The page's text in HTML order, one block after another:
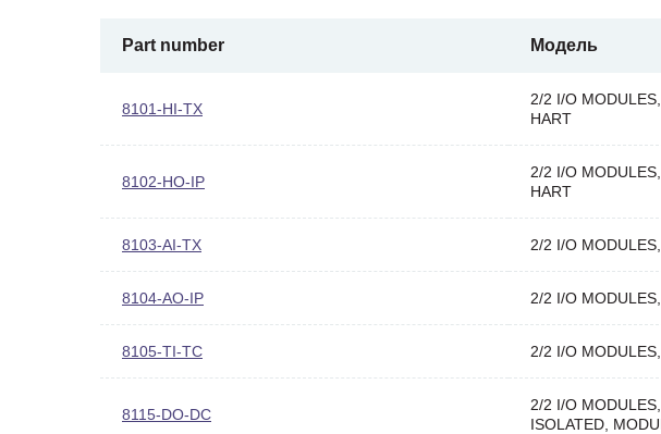
Part number Модель
8101-HI-TX
2/2 I/O
HART
8102-HO-IP
2/2 I/O
HART
8103-AI-TX 2/2 I/O
8104-AO-IP 2/2 I/O
8105-TI-TC 2/2 I/O
8115-DO-DC
2/2 I/O
ISOLATED,